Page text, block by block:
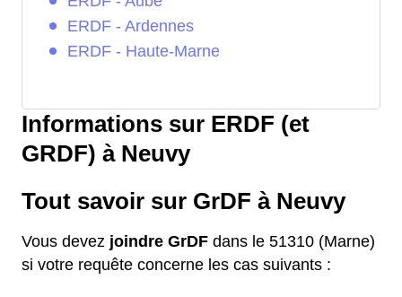
ERDF - Ardennes
ERDF - Haute-Marne
Informations sur ERDF (et
GRDF) à Neuvy
Tout savoir sur GrDF à Neuvy
Vous devez joindre GrDF dans le 51310 (Marne)
si votre requête concerne les cas suivants :